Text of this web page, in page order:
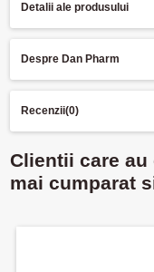
Detalii ale produsului
Despre Dan Pharm
Recenzii(0)
Clientii care
mai cumparat